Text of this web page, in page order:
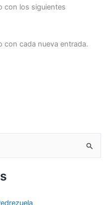
con los siguientes
con cada nueva entrada.